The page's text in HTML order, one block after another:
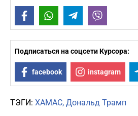
FacebookWhatsAppTelegram
Подписаться на соцсети Курсора:
facebook instagram
ТЭГИ: ХАМАС Дональд Трамп